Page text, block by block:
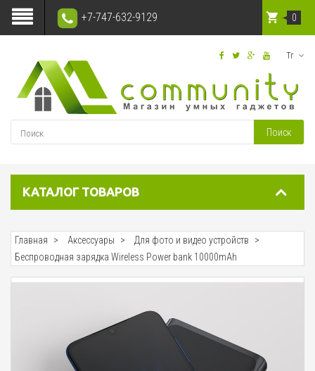
+7-747-632-9129
Тг
Поиск
0
КАТАЛОГ ТОВАРОВ
Главная Аксессуары
Для фото и видео устройств
Беспроводная зарядка Wireless Power bank 10000mAh